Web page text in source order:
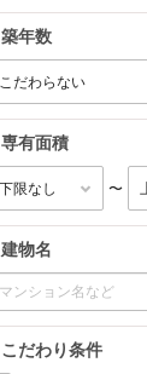
築年数
専有面積
〜
建物名
こだわり条件